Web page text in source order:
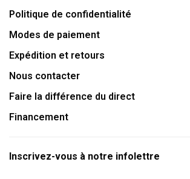
Politique de confidentialité
Modes de paiement
Expédition et retours
Nous contacter
Faire la différence du direct
Financement
Inscrivez-vous à notre infolettre